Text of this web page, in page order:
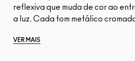
reflexiva que muda de cor ao
a luz. Cada tom metálico
VER MAIS